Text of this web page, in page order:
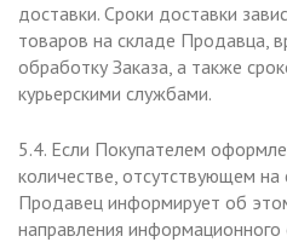
доставки. Сроки доставки
товаров на складе Продавца,
обработку Заказа, а также
курьерскими службами.
5.4. Если Покупателем
количестве, отсутствующем
Продавец информирует об
направления